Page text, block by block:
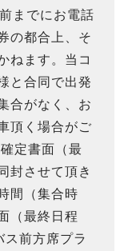
までにお電話
の都合上、そ
ねます。当コ
と合同で出発
合がなく、お
頂く場合がご
定書面（最
封させて頂き
間（集合時
（最終日程
前方席プラ